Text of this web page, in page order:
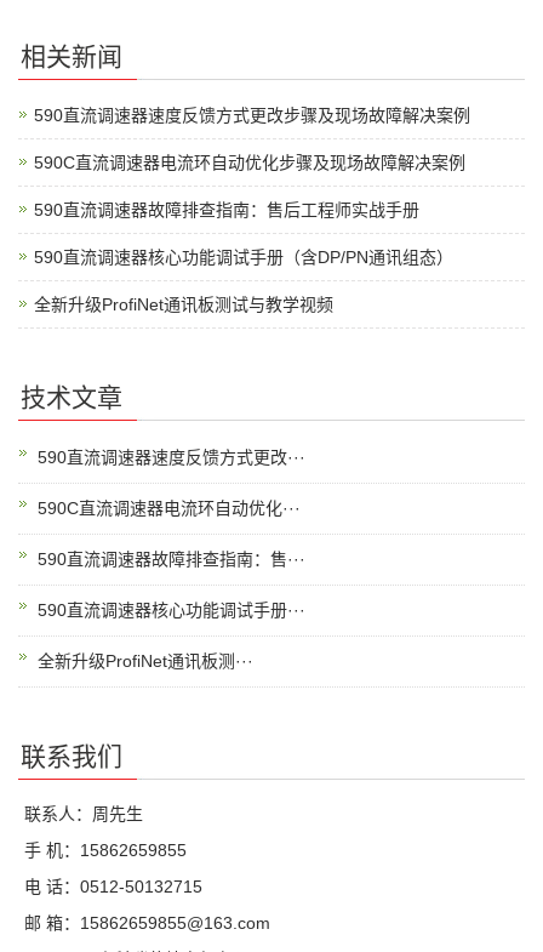
相关新闻
590直流调速器速度反馈方式更改步骤及现场故障解决案例
590C直流调速器电流环自动优化步骤及现场故障解决案例
590直流调速器故障排查指南：售后工程师实战手册
590直流调速器核心功能调试手册（含DP/PN通讯组态）
全新升级ProfiNet通讯板测试与教学视频
技术文章
590直流调速器速度反馈方式更改···
590C直流调速器电流环自动优化···
590直流调速器故障排查指南：售···
590直流调速器核心功能调试手册···
全新升级ProfiNet通讯板测···
联系我们
联系人：周先生
手 机：15862659855
电 话：0512-50132715
邮 箱：15862659855@163.com